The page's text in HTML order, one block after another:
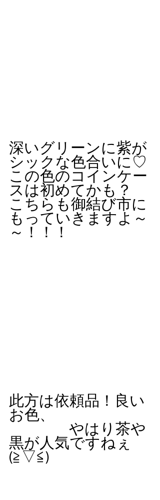
深いグリーンに紫が
シックな色合いに♡
この色のコインケー
スは初めてかも？
こちらも御結び市に
もっていきますよ～
～！！！
此方は依頼品！良い
お色、
やはり茶や
黒が人気ですねぇ
(≧▽≦)